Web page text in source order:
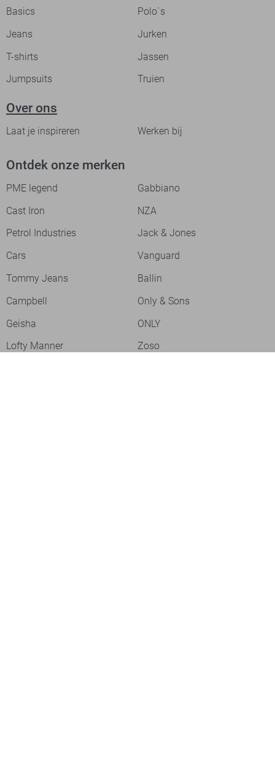
Basics
Polo`s
Jeans
Jurken
T-shirts
Jassen
Jumpsuits
Truien
Over ons
Laat je inspireren Werken bij
Ontdek onze merken
PME legend
Gabbiano
Cast Iron
NZA
Petrol Industries
Jack & Jones
Cars
Vanguard
Tommy Jeans
Ballin
Campbell
Only & Sons
Geisha
ONLY
Lofty Manner
Zoso